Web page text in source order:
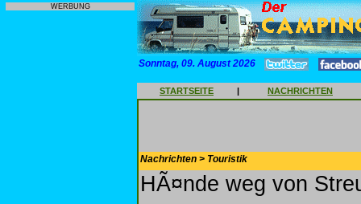
WERBUNG
Sonntag, 09. August 2026
STARTSEITE | NACHRICHTEN
Nachrichten > Touristik
HÃ¤nde weg von